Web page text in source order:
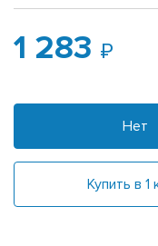
1 283
Нет
Купить в 1